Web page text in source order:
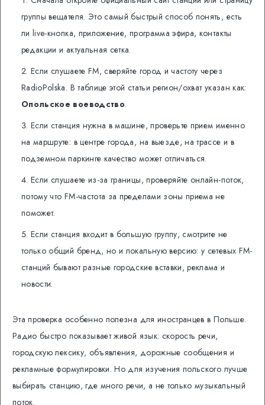
группы вещателя. Это самый быстрый способ понять, есть
ли live-кнопка, приложение, программа эфира, контакты
редакции и актуальная сетка.
Если слушаете FM, сверяйте город и частоту через
RadioPolska. В таблице этой статьи регион/охват указан как:
Опольское воеводство.
Если станция нужна в машине, проверьте прием именно
на маршруте: в центре города, на выезде, на трассе и в
подземном паркинге качество может отличаться.
Если слушаете из-за границы, проверяйте онлайн-поток,
потому что FM-частота за пределами зоны приема не
поможет.
Если станция входит в большую группу, смотрите не
только общий бренд, но и локальную версию: у сетевых FM-
станций бывают разные городские вставки, реклама и
новости.
Эта проверка особенно полезна для иностранцев в Польше.
Радио быстро показывает живой язык: скорость речи,
городскую лексику, объявления, дорожные сообщения и
рекламные формулировки. Но для изучения польского лучше
выбирать станцию, где много речи, а не только музыкальный
поток.